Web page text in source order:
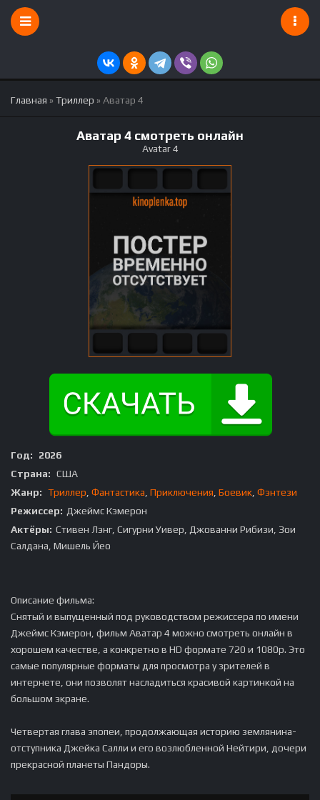
Главная »Триллер » Аватар 4
Аватар 4 смотреть онлайн
Avatar 4
Год:
2026
Страна: США
Жанр: Триллер Фантастика Приключения Боевик Фэнтези
Режиссер: Джеймс Кэмерон
Актёры: Стивен Лэнг, Сигурни Уивер, Джованни Рибизи, Зои
Салдана, Мишель Йео
Описание фильма:
Снятый и выпущенный под руководством режиссера по имени
Джеймс Кэмерон, фильм Аватар 4 можно смотреть онлайн в
хорошем качестве, а конкретно в HD формате 720 и 1080p. Это
самые популярные форматы для просмотра у зрителей в
интернете, они позволят насладиться красивой картинкой на
большом экране.
Четвертая глава эпопеи, продолжающая историю землянина-
отступника Джейка Салли и его возлюбленной Нейтири, дочери
прекрасной планеты Пандоры.